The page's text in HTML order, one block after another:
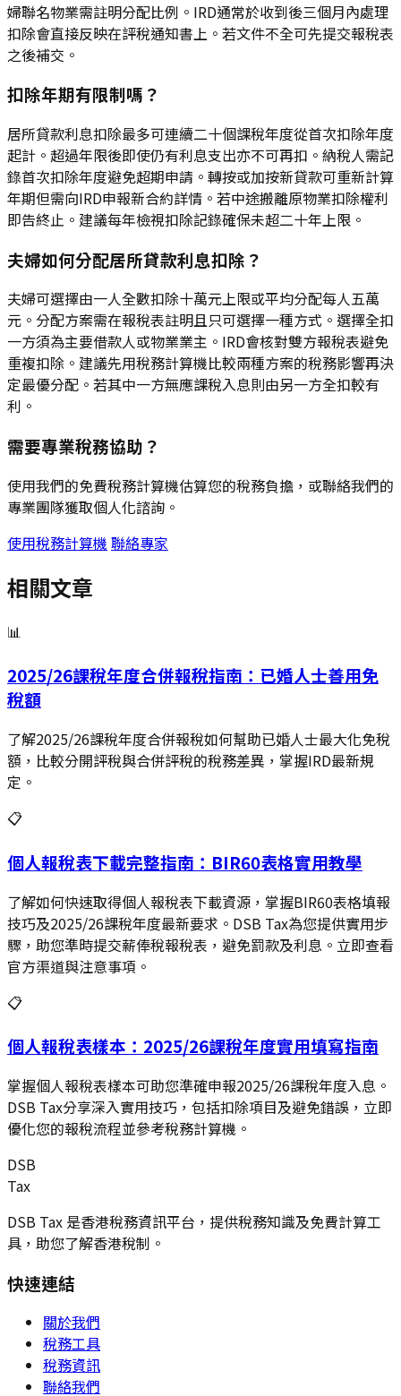
婦聯名物業需註明分配比例。IRD通常於收到後三個月內處理
扣除會直接反映在評稅通知書上。若文件不全可先提交報稅表
之後補交。
扣除年期有限制嗎？
居所貸款利息扣除最多可連續二十個課稅年度從首次扣除年度
起計。超過年限後即使仍有利息支出亦不可再扣。納稅人需記
錄首次扣除年度避免超期申請。轉按或加按新貸款可重新計算
年期但需向IRD申報新合約詳情。若中途搬離原物業扣除權利
即告終止。建議每年檢視扣除記錄確保未超二十年上限。
夫婦如何分配居所貸款利息扣除？
夫婦可選擇由一人全數扣除十萬元上限或平均分配每人五萬
元。分配方案需在報稅表註明且只可選擇一種方式。選擇全扣
一方須為主要借款人或物業業主。IRD會核對雙方報稅表避免
重複扣除。建議先用稅務計算機比較兩種方案的稅務影響再決
定最優分配。若其中一方無應課稅入息則由另一方全扣較有
利。
需要專業稅務協助？
使用我們的免費稅務計算機估算您的稅務負擔，或聯絡我們的
專業團隊獲取個人化諮詢。
使用稅務計算機 聯絡專家
相關文章
📊
2025/26課稅年度合併報稅指南：已婚人士善用免
稅額
了解2025/26課稅年度合併報稅如何幫助已婚人士最大化免稅
額，比較分開評稅與合併評稅的稅務差異，掌握IRD最新規
定。
📋
個人報稅表下載完整指南：BIR60表格實用教學
了解如何快速取得個人報稅表下載資源，掌握BIR60表格填報
技巧及2025/26課稅年度最新要求。DSB Tax為您提供實用步
驟，助您準時提交薪俸稅報稅表，避免罰款及利息。立即查看
官方渠道與注意事項。
📋
個人報稅表樣本：2025/26課稅年度實用填寫指南
掌握個人報稅表樣本可助您準確申報2025/26課稅年度入息。
DSB Tax分享深入實用技巧，包括扣除項目及避免錯誤，立即
優化您的報稅流程並參考稅務計算機。
DSB
Tax
DSB Tax 是香港稅務資訊平台，提供稅務知識及免費計算工
具，助您了解香港稅制。
快速連結
關於我們
稅務工具
稅務資訊
聯絡我們